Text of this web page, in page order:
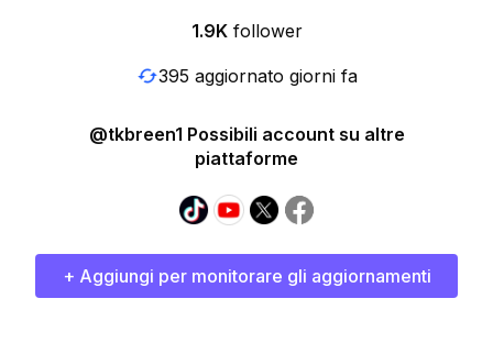
1.9K follower
395 aggiornato giorni fa
@tkbreen1 Possibili account su altre
piattaforme
+ Aggiungi per monitorare gli aggiornamenti